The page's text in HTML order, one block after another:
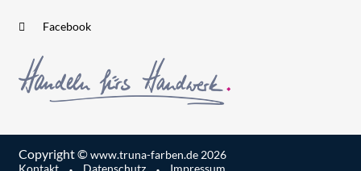
Facebook
Copyright ©www.truna-farben.de2026